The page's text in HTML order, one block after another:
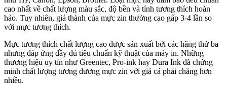
cao nhất về chất lượng màu sắc, độ bền và tính tương thích hoàn
hảo. Tuy nhiên, giá thành của mực zin thường cao gấp 3-4 lần so
với mực tương thích.
Mực tương thích chất lượng cao được sản xuất bởi các hãng thứ ba
nhưng đáp ứng đầy đủ tiêu chuẩn kỹ thuật của máy in. Những
thương hiệu uy tín như Greentec, Pro-ink hay Dura Ink đã chứng
minh chất lượng tương đương mực zin với giá cả phải chăng hơn
nhiều.